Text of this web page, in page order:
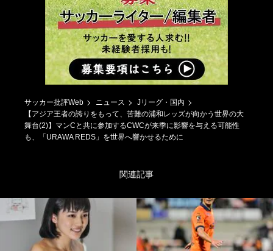
サッカー批評Web ニュース
Jリーグ・国内
【アジア王者の誇りをもって、苦難の浦和レッズが向かう世界の大
舞台(2)】マンCと共に参加するCWCが来季に影響を与える可能性
も、「URAWA REDS」を世界へ響かせるために
関連記事